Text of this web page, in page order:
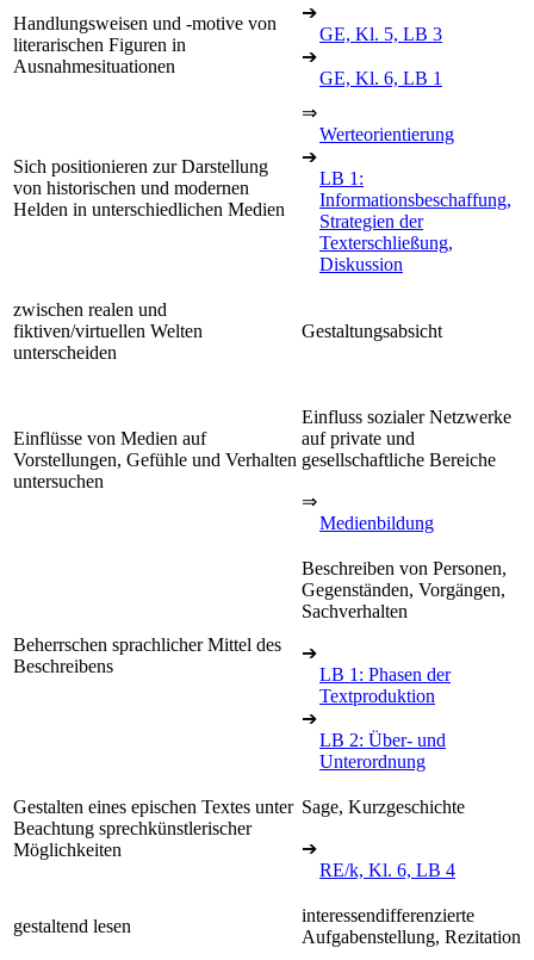
Handlungsweisen und -motive von
literarischen Figuren in
Ausnahmesituationen
➔
GE, Kl. 5, LB 3
➔
GE, Kl. 6, LB 1
Sich positionieren zur Darstellung
von historischen und modernen
Helden in unterschiedlichen Medien
⇒
Werteorientierung
➔
LB 1:
Informationsbeschaffung,
Strategien der
Texterschließung,
Diskussion
zwischen realen und
fiktiven/virtuellen Welten
unterscheiden
Gestaltungsabsicht
Einflüsse von Medien auf
Vorstellungen, Gefühle und Verhalten
untersuchen
Einfluss sozialer Netzwerke
auf private und
gesellschaftliche Bereiche
⇒
Medienbildung
Beherrschen sprachlicher Mittel des
Beschreibens
Beschreiben von Personen,
Gegenständen, Vorgängen,
Sachverhalten
➔
LB 1: Phasen der
Textproduktion
➔
LB 2: Über- und
Unterordnung
Gestalten eines epischen Textes unter
Beachtung sprechkünstlerischer
Möglichkeiten
Sage, Kurzgeschichte
➔
RE/k, Kl. 6, LB 4
gestaltend lesen
interessendifferenzierte
Aufgabenstellung, Rezitation